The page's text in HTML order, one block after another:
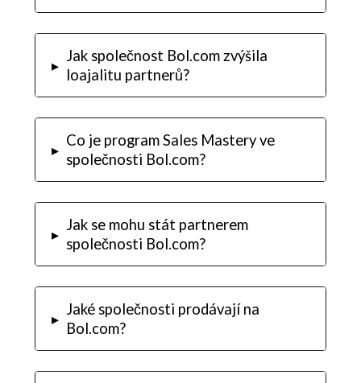
▸
Jak společnost Bol.com zvýšila
loajalitu partnerů?
▸
Co je program Sales Mastery ve
společnosti Bol.com?
▸
Jak se mohu stát partnerem
společnosti Bol.com?
▸
Jaké společnosti prodávají na
Bol.com?